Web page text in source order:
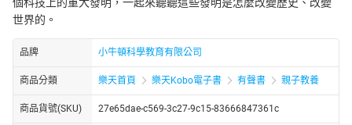
世界的。
品牌 小牛頓科學教育有限公司
商品分類 樂天首頁 樂天Kobo電子書 有聲書 親子教養
商品貨號(SKU) 27e65dae-c569-3c27-9c15-83666847361c